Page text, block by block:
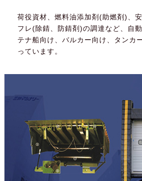
荷役資材、燃料油添加剤(助燃剤)、
フレ(除錆、防錆剤)の調達など、自
テナ船向け、バルカー向け、タンカ
っています。